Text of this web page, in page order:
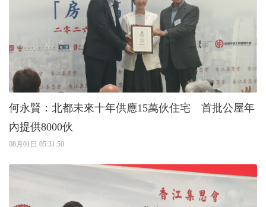
何永賢：北都未來十年供應15萬伙住宅 首批公屋年
內提供8000伙
08月01日 05:31:50